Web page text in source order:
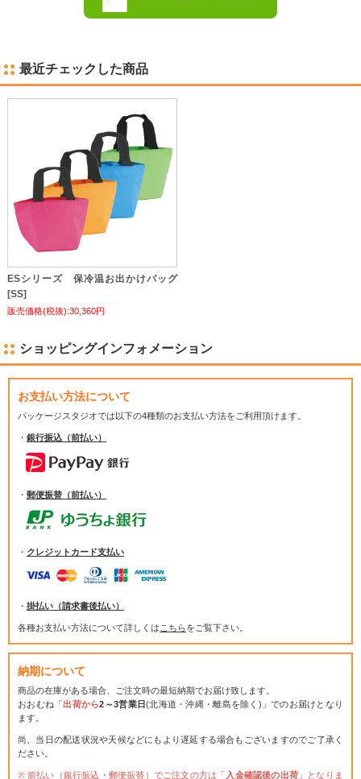
最近チェックした商品
ESシリーズ 保冷温お出かけバッグ
[SS]
販売価格(税抜):30,360円
ショッピングインフォメーション
お支払い方法について
パッケージスタジオでは以下の4種類のお支払い方法をご利用頂けます。
・ 銀行振込（前払い）
・ 郵便振替（前払い）
・ クレジットカード支払い
・ 掛払い（請求書後払い）
各種お支払い方法について詳しくは こちらをご覧下さい。
納期について
商品の在庫がある場合、ご注文時の最短納期でお届け致します。
おおむね「出荷から2～3営業日(北海道・沖縄・離島を除く)」でのお届けとなり
ます。
尚、当日の配送状況や天候などにもより遅延する場合もございますのでご了承く
ださい。
前払い（銀行振込・郵便振替）でご注文の方は「 入金確認後の出荷 」となりま